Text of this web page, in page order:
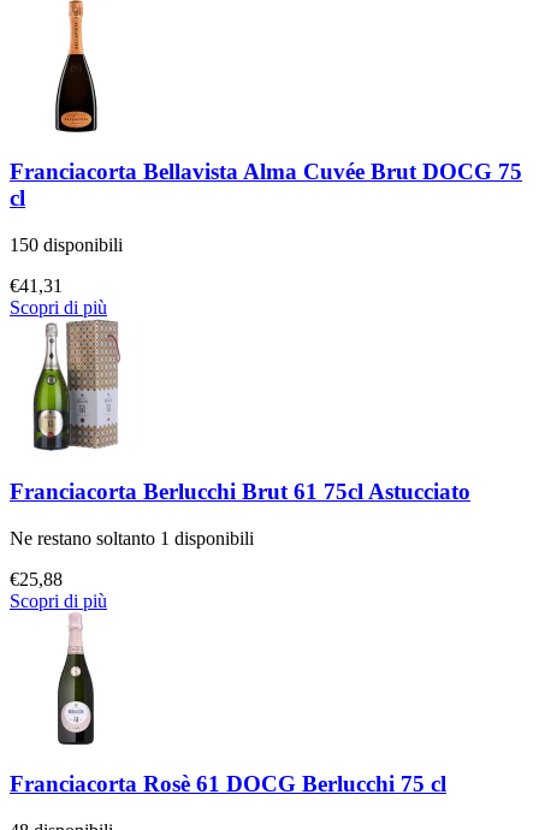
Franciacorta Bellavista Alma Cuvée Brut DOCG 75
cl
150 disponibili
€41,31
Scopri di più
Franciacorta Berlucchi Brut 61 75cl Astucciato
Ne restano soltanto 1 disponibili
€25,88
Scopri di più
Franciacorta Rosè 61 DOCG Berlucchi 75 cl